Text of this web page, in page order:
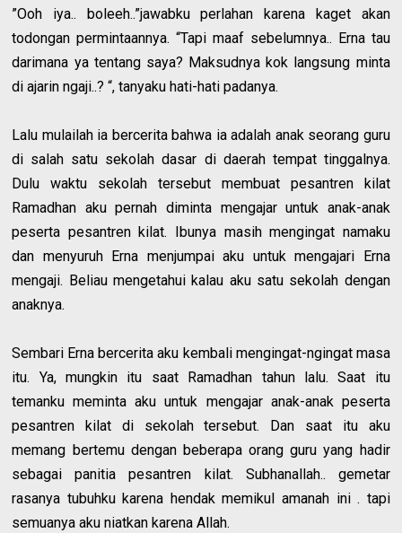
”Ooh iya.. boleeh..”jawabku perlahan karena kaget akan
todongan permintaannya. “Tapi maaf sebelumnya.. Erna tau
darimana ya tentang saya? Maksudnya kok langsung minta
di ajarin ngaji..? “, tanyaku hati-hati padanya.
Lalu mulailah ia bercerita bahwa ia adalah anak seorang guru
di salah satu sekolah dasar di daerah tempat tinggalnya.
Dulu waktu sekolah tersebut membuat pesantren kilat
Ramadhan aku pernah diminta mengajar untuk anak-anak
peserta pesantren kilat. Ibunya masih mengingat namaku
dan menyuruh Erna menjumpai aku untuk mengajari Erna
mengaji. Beliau mengetahui kalau aku satu sekolah dengan
anaknya.
Sembari Erna bercerita aku kembali mengingat-ngingat masa
itu. Ya, mungkin itu saat Ramadhan tahun lalu. Saat itu
temanku meminta aku untuk mengajar anak-anak peserta
pesantren kilat di sekolah tersebut. Dan saat itu aku
memang bertemu dengan beberapa orang guru yang hadir
sebagai panitia pesantren kilat. Subhanallah.. gemetar
rasanya tubuhku karena hendak memikul amanah ini . tapi
semuanya aku niatkan karena Allah.